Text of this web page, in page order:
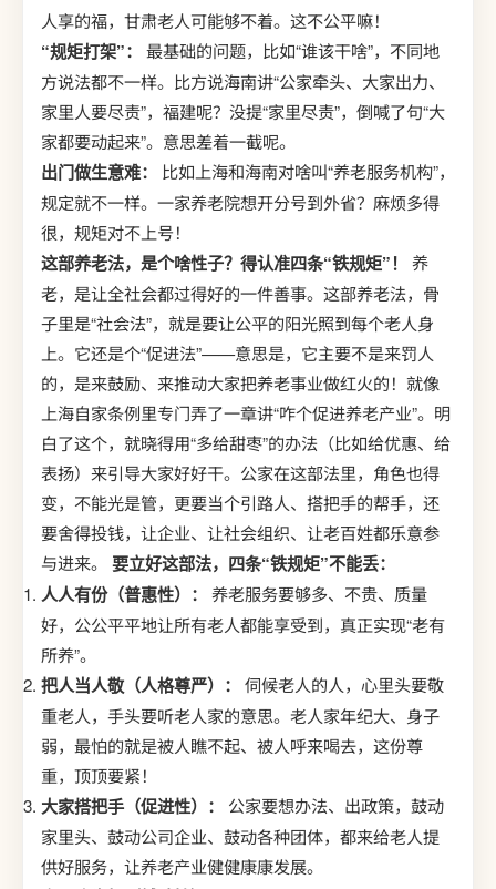
人享的福，甘肃老人可能够不着。这不公平嘛！
“规矩打架”：
最基础的问题，比如“谁该干啥”，不同地
方说法都不一样。比方说海南讲“公家牵头、大家出力、
家里人要尽责”，福建呢？没提“家里尽责”，倒喊了句“大
家都要动起来”。意思差着一截呢。
出门做生意难：
比如上海和海南对啥叫“养老服务机构”，
规定就不一样。一家养老院想开分号到外省？麻烦多得
很，规矩对不上号！
这部养老法，是个啥性子？得认准四条“铁规矩”！
养
老，是让全社会都过得好的一件善事。这部养老法，骨
子里是“社会法”，就是要让公平的阳光照到每个老人身
上。它还是个“促进法”——意思是，它主要不是来罚人
的，是来鼓励、来推动大家把养老事业做红火的！就像
上海自家条例里专门弄了一章讲“咋个促进养老产业”。明
白了这个，就晓得用“多给甜枣”的办法（比如给优惠、给
表扬）来引导大家好好干。公家在这部法里，角色也得
变，不能光是管，更要当个引路人、搭把手的帮手，还
要舍得投钱，让企业、让社会组织、让老百姓都乐意参
与进来。 要立好这部法，四条“铁规矩”不能丢：
人人有份（普惠性）：
养老服务要够多、不贵、质量
好，公公平平地让所有老人都能享受到，真正实现“老有
所养”。
把人当人敬（人格尊严）：
伺候老人的人，心里头要敬
重老人，手头要听老人家的意思。老人家年纪大、身子
弱，最怕的就是被人瞧不起、被人呼来喝去，这份尊
重，顶顶要紧！
大家搭把手（促进性）：
公家要想办法、出政策，鼓动
家里头、鼓动公司企业、鼓动各种团体，都来给老人提
供好服务，让养老产业健健康康发展。